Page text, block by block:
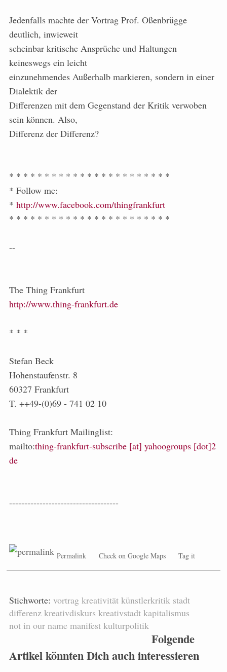
Jedenfalls machte der Vortrag Prof. Oßenbrügge
deutlich, inwieweit
scheinbar kritische Ansprüche und Haltungen
keineswegs ein leicht
einzunehmendes Außerhalb markieren, sondern in einer
Dialektik der
Differenzen mit dem Gegenstand der Kritik verwoben
sein können. Also,
Differenz der Differenz?
* * * * * * * * * * * * * * * * * * * * * * *
* Follow me:
* http://www.facebook.com/thingfrankfurt
* * * * * * * * * * * * * * * * * * * * * * *
--
The Thing Frankfurt
http://www.thing-frankfurt.de
* * *
Stefan Beck
Hohenstaufenstr. 8
60327 Frankfurt
T. ++49-(0)69 - 741 02 10
Thing Frankfurt Mailinglist:
mailto:thing-frankfurt-subscribe [at] yahoogroups [dot]2
de
------------------------------------
Permalink Check on Google Maps Tag it
Stichworte: vortrag kreativität künstlerkritik stadt
differenz kreativdiskurs kreativstadt kapitalismus
not in our name manifest kulturpolitik
Folgende
Artikel könnten Dich auch interessieren